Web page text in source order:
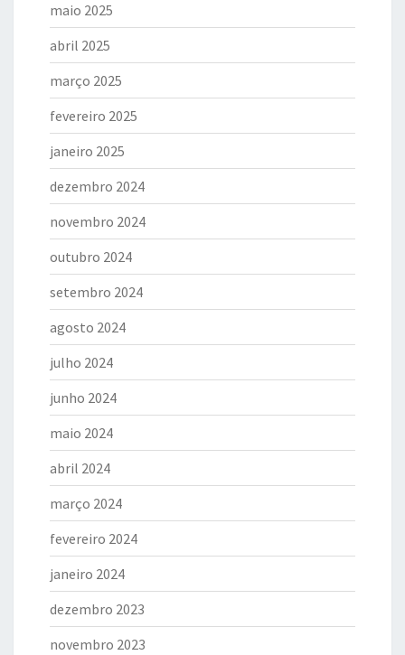
maio 2025
abril 2025
março 2025
fevereiro 2025
janeiro 2025
dezembro 2024
novembro 2024
outubro 2024
setembro 2024
agosto 2024
julho 2024
junho 2024
maio 2024
abril 2024
março 2024
fevereiro 2024
janeiro 2024
dezembro 2023
novembro 2023